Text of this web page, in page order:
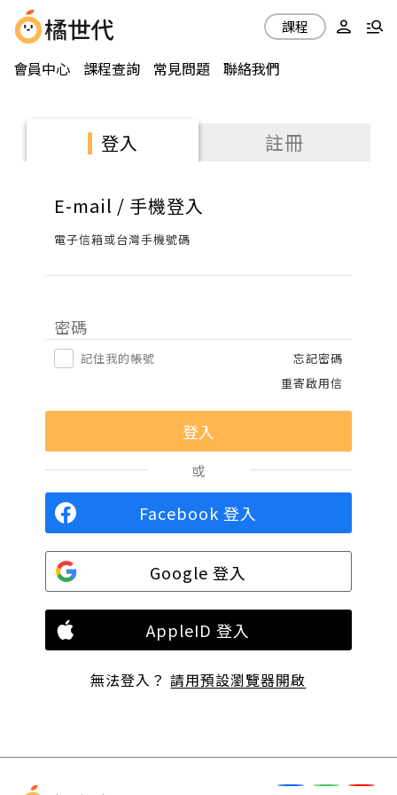
會員中心 課程查詢 常見問題 聯絡我們
課程
登入 註冊
E-mail / 手機登入
電子信箱或台灣手機號碼
密碼
記住我的帳號
忘記密碼
重寄啟用信
或
Facebook 登入
Google 登入
AppleID 登入
無法登入？請用預設瀏覽器開啟